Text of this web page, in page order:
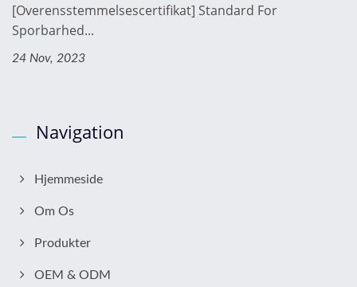
[Overensstemmelsescertifikat] Standard For
Sporbarhed...
24 Nov, 2023
Navigation
Hjemmeside
Om Os
Produkter
OEM & ODM